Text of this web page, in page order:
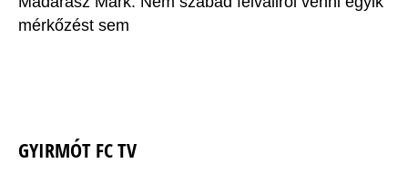
mérkőzést sem
GYIRMÓT FC TV